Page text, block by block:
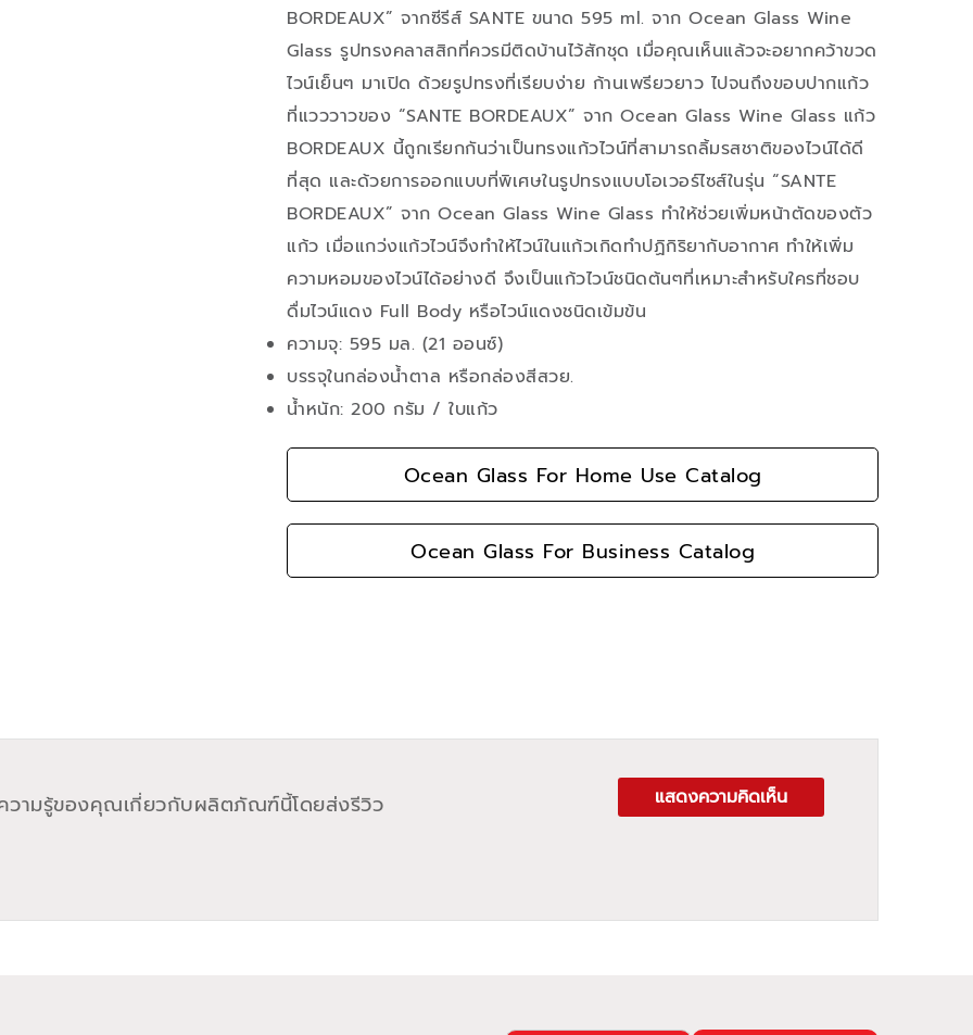
BORDEAUX” จากซีรีส์ SANTE ขนาด 595 ml. จาก Ocean Glass Wine
Glass รูปทรงคลาสสิกที่ควรมีติดบ้านไว้สักชุด เมื่อคุณเห็นแล้วจะอยากคว้าขวด
ไวน์เย็นๆ มาเปิด ด้วยรูปทรงที่เรียบง่าย ก้านเพรียวยาว ไปจนถึงขอบปากแก้ว
ที่แวววาวของ “SANTE BORDEAUX” จาก Ocean Glass Wine Glass แก้ว
BORDEAUX นี้ถูกเรียกกันว่าเป็นทรงแก้วไวน์ที่สามารถลิ้มรสชาติของไวน์ได้ดี
ที่สุด และด้วยการออกแบบที่พิเศษในรูปทรงแบบโอเวอร์ไซส์ในรุ่น “SANTE
BORDEAUX” จาก Ocean Glass Wine Glass ทำให้ช่วยเพิ่มหน้าตัดของตัว
แก้ว เมื่อแกว่งแก้วไวน์จึงทำให้ไวน์ในแก้วเกิดทำปฏิกิริยากับอากาศ ทำให้เพิ่ม
ความหอมของไวน์ได้อย่างดี จึงเป็นแก้วไวน์ชนิดต้นๆที่เหมาะสำหรับใครที่ชอบ
ดื่มไวน์แดง Full Body หรือไวน์แดงชนิดเข้มข้น
ความจุ: 595 มล. (21 ออนซ์)
บรรจุในกล่องน้ำตาล หรือกล่องสีสวย.
น้ำหนัก: 200 กรัม / ใบแก้ว
Ocean Glass For Home Use Catalog
Ocean Glass For Business Catalog
ามรู้ของคุณเกี่ยวกับผลิตภัณฑ์นี้โดยส่งรีวิว แสดงความคิดเห็น